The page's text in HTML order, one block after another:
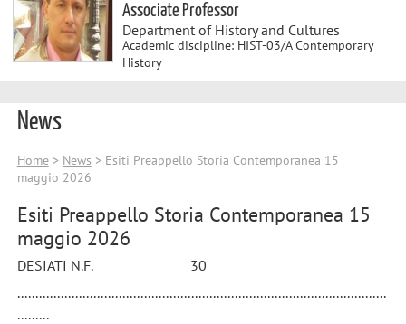
Associate Professor
Department of History and Cultures
Academic discipline: HIST-03/A Contemporary
History
News
Home> News > Esiti Preappello Storia Contemporanea 15
maggio 2026
Esiti Preappello Storia Contemporanea 15
maggio 2026
DESIATI N.F. 30
......................................................................................................
.........